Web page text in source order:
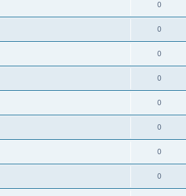
0
0
0
0
0
0
0
0